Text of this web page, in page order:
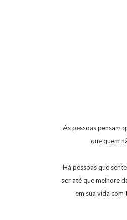
As pessoas pensam
que quem
Há pessoas que
ser até que melhore
em sua vida com